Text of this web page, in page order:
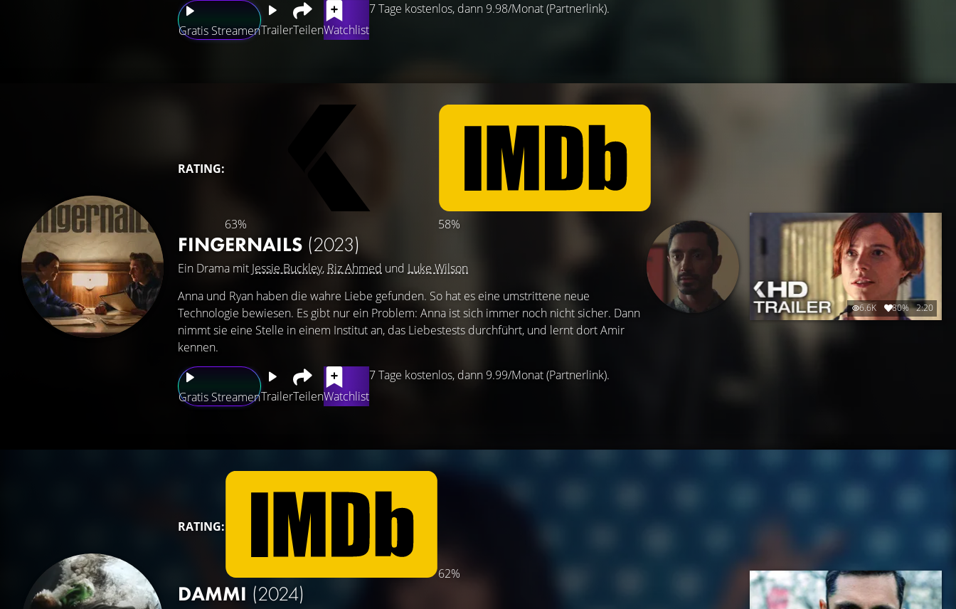
Gratis StreamenTrailerTeilenWatchlist
7 Tage kostenlos, dann 9.98/Monat (Partnerlink).
RATING:
63% 58%
FINGERNAILS (2023)
Ein Drama mit Jessie Buckley, Riz Ahmed und Luke Wilson
Gratis StreamenTrailerTeilenWatchlist
7 Tage kostenlos, dann 9.99/Monat (Partnerlink).
Anna und Ryan haben die wahre Liebe gefunden. So hat es eine umstrittene neue
Technologie bewiesen. Es gibt nur ein Problem: Anna ist sich immer noch nicht sicher. Dann
nimmt sie eine Stelle in einem Institut an, das Liebestests durchführt, und lernt dort Amir
kennen.
6.6K 80% 2:20
RATING:
62%
DAMMI (2024)